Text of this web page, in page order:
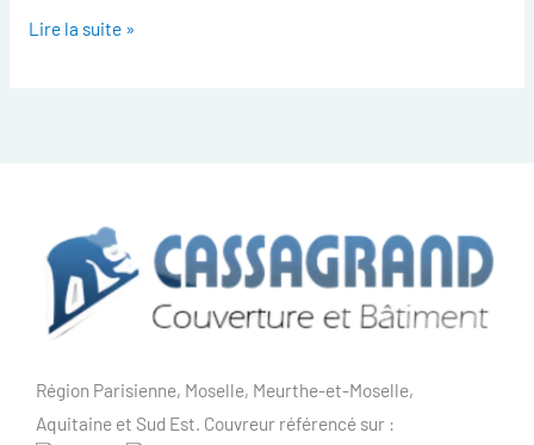
Lire la suite »
Région Parisienne, Moselle, Meurthe-et-Moselle,
Aquitaine et Sud Est. Couvreur référencé sur :